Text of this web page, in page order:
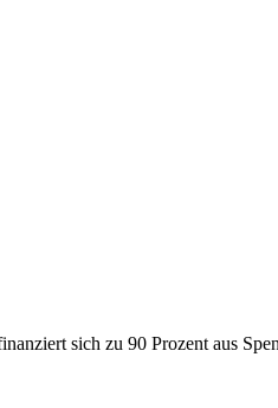
sich zu 90 Prozent aus